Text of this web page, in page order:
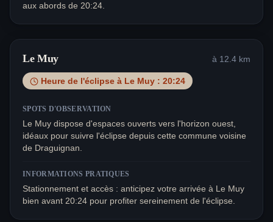
aux abords de 20:24.
Le Muy à 12.4 km
Heure de l'éclipse à Le Muy : 20:24
SPOTS D'OBSERVATION
Le Muy dispose d'espaces ouverts vers l'horizon ouest,
idéaux pour suivre l'éclipse depuis cette commune voisine
de Draguignan.
INFORMATIONS PRATIQUES
Stationnement et accès : anticipez votre arrivée à Le Muy
bien avant 20:24 pour profiter sereinement de l'éclipse.